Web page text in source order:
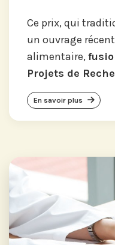
Ce prix, qui
un ouvrage
alimentaire,
Projets de
En savoir plus